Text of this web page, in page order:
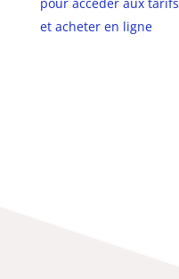
et acheter en ligne